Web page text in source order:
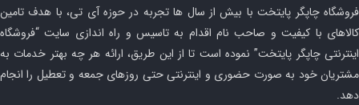
فروشگاه چاپگر پایتخت با بیش از سال ها تجربه در حوزه آی تی، با هدف تامین
کالاهای با کیفیت و صاحب نام اقدام به تاسیس و راه اندازی سایت “فروشگاه
اینترنتی چاپگر پایتخت” نموده است تا از این طریق، ارائه هر چه بهتر خدمات به
مشتریان خود به صورت حضوری و اینترنتی حتی روزهای جمعه و تعطیل را انجام
دهد.